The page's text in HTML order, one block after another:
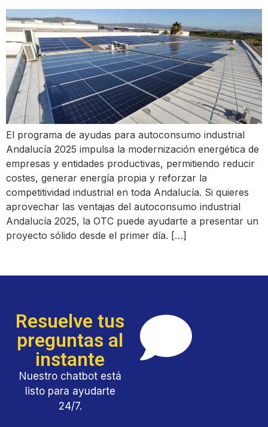
El programa de ayudas para autoconsumo industrial
Andalucía 2025 impulsa la modernización energética de
empresas y entidades productivas, permitiendo reducir
costes, generar energía propia y reforzar la
competitividad industrial en toda Andalucía. Si quieres
aprovechar las ventajas del autoconsumo industrial
Andalucía 2025, la OTC puede ayudarte a presentar un
proyecto sólido desde el primer día. […]
Resuelve tus
preguntas al
instante
Nuestro chatbot está
listo para ayudarte
24/7.